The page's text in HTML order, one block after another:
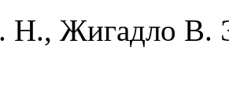
Н., Жигадло